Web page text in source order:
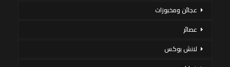
عجائن ومخبوزات
عصائر
لانش بوكس